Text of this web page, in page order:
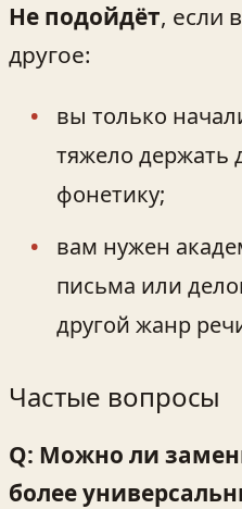
Не подойдёт, если
другое:
вы только
тяжело держать
фонетику;
вам нужен
письма или
другой жанр
Частые вопросы
Q: Можно ли
более